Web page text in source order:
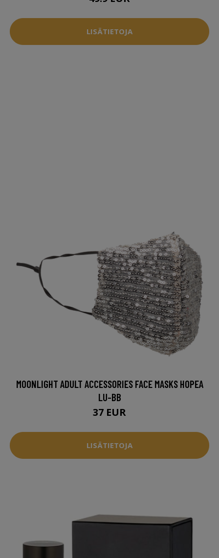
LISÄTIETOJA
MOONLIGHT ADULT ACCESSORIES FACE MASKS HOPEA
LU-BB
37 EUR
LISÄTIETOJA